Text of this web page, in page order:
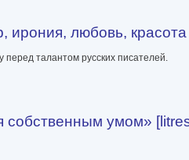
ирония, любовь, красота
талантом русских писателей.
[litres]
собственным умом»